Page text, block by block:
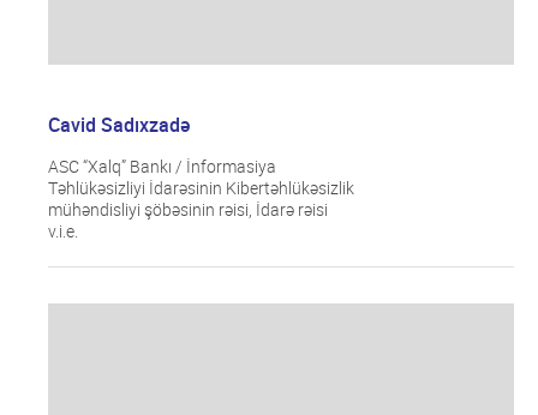
Cavid Sadıxzadə
ASC “Xalq” Bankı / İnformasiya
Təhlükəsizliyi İdarəsinin Kibertəhlükəsizlik
mühəndisliyi şöbəsinin rəisi, İdarə rəisi
v.i.e.